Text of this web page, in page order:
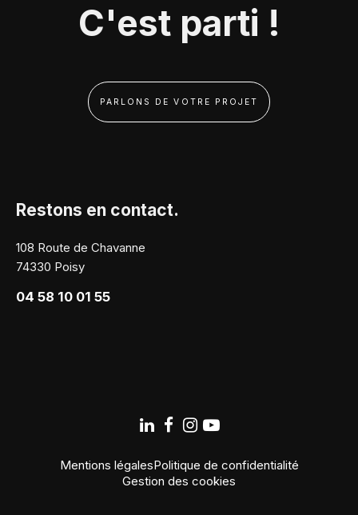
C'est parti !
PARLONS DE VOTRE PROJET
Restons en contact.
108 Route de Chavanne
74330 Poisy
04 58 10 01 55
Mentions légalesPolitique de confidentialité
Gestion des cookies